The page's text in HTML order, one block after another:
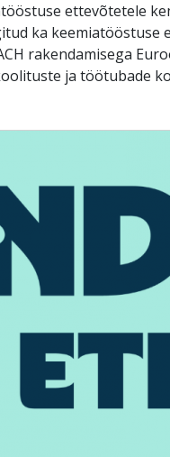
ettevõtetele
ka
rakendamisega
ja töötubade